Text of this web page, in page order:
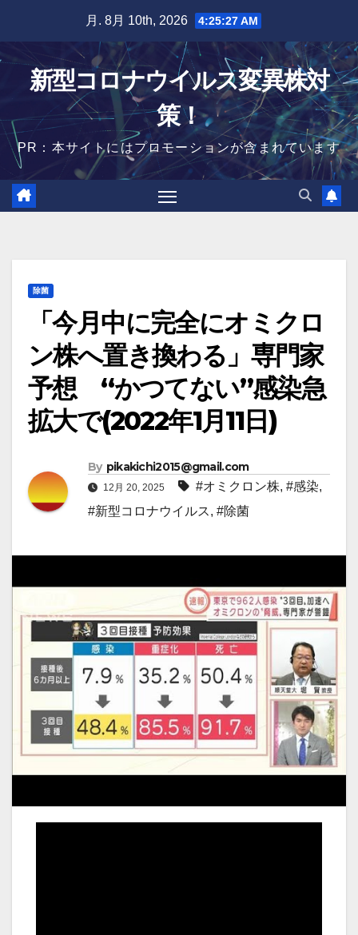
content
月. 8月 10th, 2026 4:25:28 AM
新型コロナウイルス変異株対
策！
PR：本サイトにはプロモーションが含まれています
除菌
「今月中に完全にオミクロ
ン株へ置き換わる」専門家
予想 “かつてない”感染急
拡大で(2022年1月11日)
By pikakichi2015@gmail.com
12月 20, 2025 #オミクロン株, #感染,
#新型コロナウイルス, #除菌